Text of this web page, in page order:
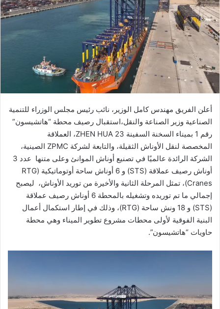
ر
ي
ك
و
ن
ي
ا
أعلن الفريق مهندس كامل الوزير، نائب رئيس مجلس الوزراء للتنمية
الصناعية وزير الصناعة والنقل،استقبال رصيف محطة “هاتشيسون”
رقم
بميناء السخنة السفينة ، العملاقة
المخصصة لنقل الأوناش الثقيلة، والتابعة لشركة
الصينية،
الشركة الرائدة عالميًا في تصنيع أوناش الموانئ وعلى متنها عدد
أوناش رصيف عملاقة (
STS
) و أوناش ساحة أوتوماتيكية (
RTG
Cranes)، تمثل المرحلة الثانية والأخيرة من توريد الأوناش، ليصبح
إجمالي ما تم توريده وتشغيله بالمحطة أوناش رصيف عملاقة
(
STS
) و ونش ساحة (
RTG)، وذلك في إطار استكمال أعمال
البنية الفوقية لأولى محطات مشروع تطوير الميناء وهي محطة
حاويات “هاتشيسون”.